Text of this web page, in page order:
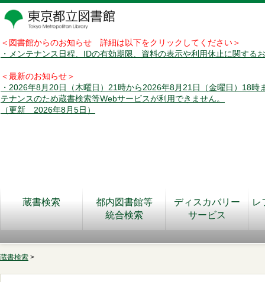
＜図書館からのお知らせ 詳細は以下をクリックしてください＞
・メンテナンス日程、IDの有効期限、資料の表示や利用休止に関する
＜最新のお知らせ＞
・2026年8月20日（木曜日）21時から2026年8月21日（金曜日）18時
テナンスのため蔵書検索等Webサービスが利用できません。
（更新 2026年8月5日）
蔵書検索
都内図書館等
統合検索
ディスカバリー
サービス
レ
蔵書検索 >